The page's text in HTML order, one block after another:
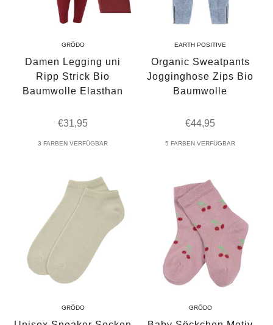
GRÖDO
Damen Legging uni
Ripp Strick Bio
Baumwolle Elasthan
Angebot
€31,95
3 FARBEN VERFÜGBAR
EARTH POSITIVE
Organic Sweatpants
Jogginghose Zips Bio
Baumwolle
Angebot
€44,95
5 FARBEN VERFÜGBAR
GRÖDO GRÖDO